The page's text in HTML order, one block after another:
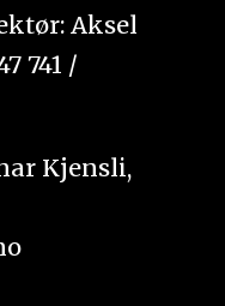
Aksel
741 /
Kjensli,